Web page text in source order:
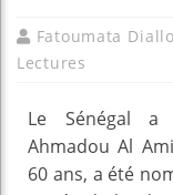
Fatoumata Diallo
Lectures
Le Sénégal a
Ahmadou Al
60 ans, a été